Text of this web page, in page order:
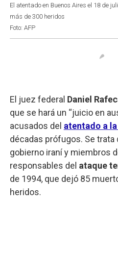
El atentado en Buenos Aires el 18 de
más de 300 heridos
Foto: AFP
El juez federal Daniel
que se hará un “juicio en
acusados del atentado a
décadas prófugos. Se trata
gobierno iraní y miembros
responsables del ataque
de 1994, que dejó 85
heridos.